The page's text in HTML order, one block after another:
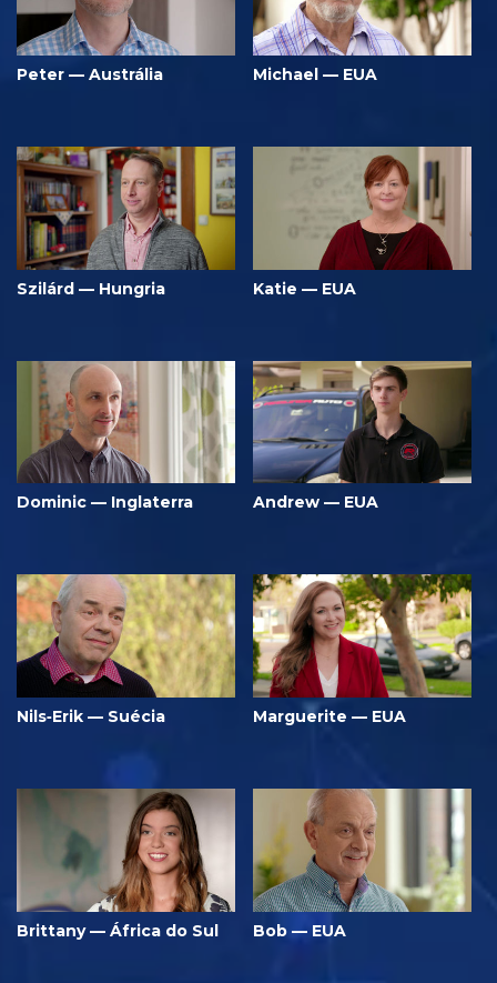
Peter — Austrália Michael — EUA
Szilárd — Hungria Katie — EUA
Dominic — Inglaterra Andrew — EUA
Nils‑Erik — Suécia Marguerite — EUA
Brittany — África do Sul Bob — EUA